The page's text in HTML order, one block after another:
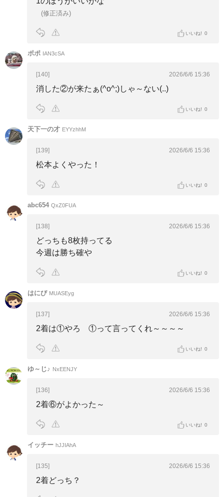
(修正済み)
いいね! 0
ポポ IAN3cSA
[140] 2026/6/6 15:36
消した②が来たぁ(^o^;)しゃ～ない(..)
いいね! 0
天下一の才 EYYzhhM
[139] 2026/6/6 15:36
松本よくやった！
いいね! 0
abc654 QxZ0FUA
[138] 2026/6/6 15:36
どっちも8枚持ってる
今週は勝ち確や
いいね! 0
はにび MUASEyg
[137] 2026/6/6 15:36
2着は①やろ ①って言ってくれ～～～～
いいね! 0
ゆ～じ♪ NxEENJY
[136] 2026/6/6 15:36
2着⑥がよかった～
いいね! 0
イッチー hJJIAhA
[135] 2026/6/6 15:36
2着どっち？